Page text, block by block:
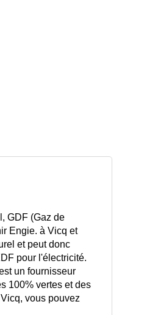
GDF (Gaz de
Engie. à Vicq et
et peut donc
pour l'électricité.
un fournisseur
100% vertes et des
vous pouvez